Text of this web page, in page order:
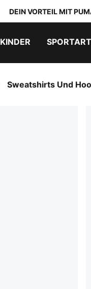
DEIN VORTEIL MIT
KINDER
Sweatshirts Und